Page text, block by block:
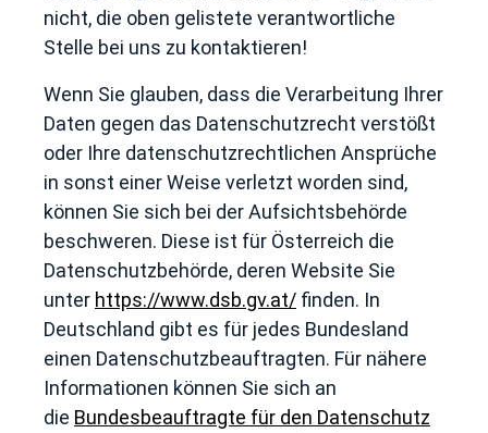
nicht, die oben gelistete verantwortliche
Stelle bei uns zu kontaktieren!
Wenn Sie glauben, dass die Verarbeitung Ihrer
Daten gegen das Datenschutzrecht verstößt
oder Ihre datenschutzrechtlichen Ansprüche
in sonst einer Weise verletzt worden sind,
können Sie sich bei der Aufsichtsbehörde
beschweren. Diese ist für Österreich die
Datenschutzbehörde, deren Website Sie
unter https://www.dsb.gv.at/ finden. In
Deutschland gibt es für jedes Bundesland
einen Datenschutzbeauftragten. Für nähere
Informationen können Sie sich an
die Bundesbeauftragte für den Datenschutz